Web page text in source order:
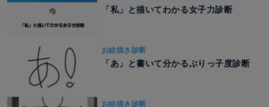
「私」と描いてわかる女子力診断
お絵描き診断
「あ」と書いて分かるぶりっ子度診断
お絵描き診断